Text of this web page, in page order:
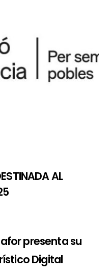
AL
presenta su
Digital